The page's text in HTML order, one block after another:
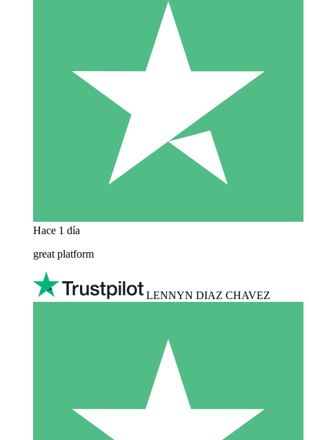
Hace 1 día
great platform
LENNYN DIAZ CHAVEZ